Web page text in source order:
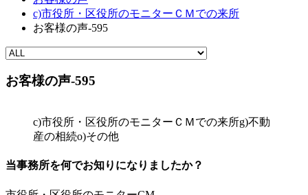
c)市役所・区役所のモニターＣＭでの来所
お客様の声-595
お客様の声-595
c)市役所・区役所のモニターＣＭでの来所g)不動
産の相続o)その他
当事務所を何でお知りになりましたか？